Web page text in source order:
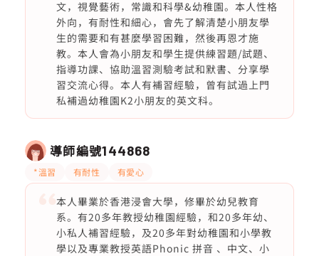
文，視覺藝術，常識和科學&幼稚園。本人性格
外向，有耐性和細心，會先了解清楚小朋友學
生的需要和有甚麼學習困難，然後再恩才施
教。本人會為小朋友和學生提供練習題/試題、
指導功課、協助溫習測驗考試和默書、分享學
習交流心得。本人有補習經驗，曾有試過上門
私補過幼稚園K2小朋友的英文科。
導師編號144868
*溫習 有耐性 有愛心
本人畢業於香港浸會大學，修畢於幼兒教育
系。有20多年教授幼稚園經驗，和20多年幼、
小私人補習經驗，及20多年對幼稚園和小學教
學以及專業教授英語Phonic 拼音 、中文、小